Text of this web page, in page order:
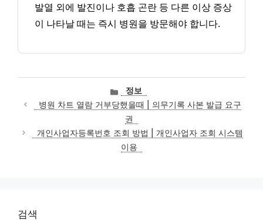
발열 외에 발진이나 호흡 곤란 등 다른 이상 증상
이 나타날 때는 즉시 병원을 방문해야 합니다.
카
테
고
리
정보
병원 차트 열람 거부당했을때 | 의무기록 사본 발급 요구
권
개인사업자등록번호 조회 방법 | 개인사업자 조회 시스템
이용
검색